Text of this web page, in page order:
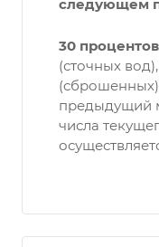
следующем
30 процентов
(сточных
предыдущий
числа